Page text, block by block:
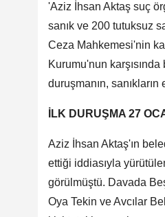
'Aziz İhsan Aktaş suç
sanık ve 200 tutuksuz
Ceza Mahkemesi'nin
Kurumu'nun
duruşmanın,
İLK DURUŞMA 27
Aziz İhsan Aktaş'ın
ettiği iddiasıyla
görülmüştü. Davada
Oya Tekin ve Avcılar